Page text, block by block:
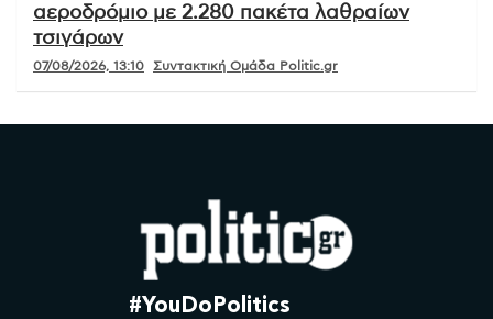
αεροδρόμιο με 2.280 πακέτα λαθραίων
τσιγάρων
07/08/2026, 13:10 Συντακτική Ομάδα Politic.gr
#YouDoPolitics